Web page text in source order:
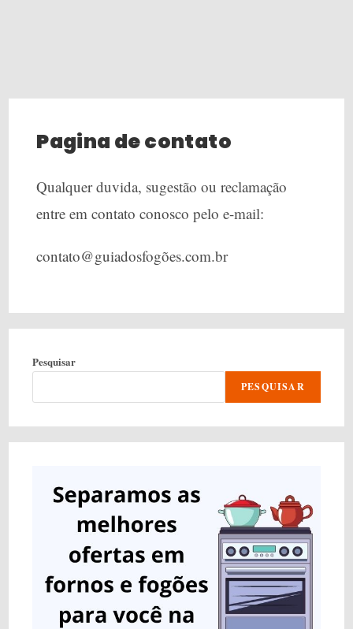
Pagina de contato
Qualquer duvida, sugestão ou reclamação
entre em contato conosco pelo e-mail:
contato@guiadosfogões.com.br
Pesquisar
PESQUISAR